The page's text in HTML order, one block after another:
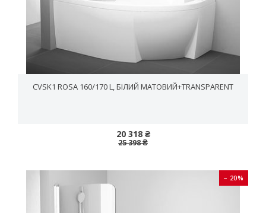
CVSK1 ROSA 160/170 L, БІЛИЙ МАТОВИЙ+TRANSPARENT
20 318 ₴
25 398 ₴
− 20%